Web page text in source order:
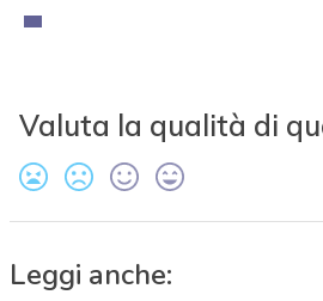
Valuta la qualità di
Leggi anche: